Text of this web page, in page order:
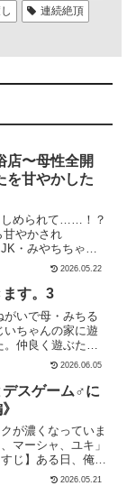
連続絶頂
店〜母性全開
を甘やかした
しめられて……！？
甘やかされ
・みやちちゃん
キャラクターみ
気質甘えられた
トラック紹介トラ
19:13、射精時間
クス（再生時間
、甘やかし、キ
ェラからパイズリ
2026.05.22
す。3
がいで母・みちる
いちゃんの家に遊
仲良く遊ぶたっ
みちるは微笑まし
鬱だった。夜に
てぐっすり寝てい
いおじいちゃん
ちるは体を撫で
の世話だからみち
」と息子が寝てい
てしまう。だがこ
なかった。夫の父
2026.06.05
デスゲーム♂に
濃くなっていま
マーシャ、ユキ」
】ある日、俺は
●参加させられ
2026.05.21